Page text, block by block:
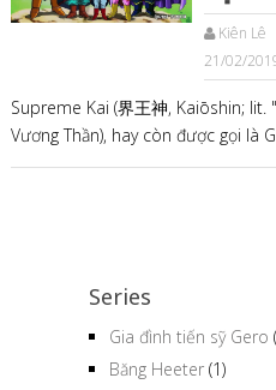
Kiên Lê
21/02/
Supreme Kai (界王神, Kaiōshin;
Vương Thần), hay còn được gọi là
Series
Gia đình tiến sỹ Gero
Băng Heeter (1)